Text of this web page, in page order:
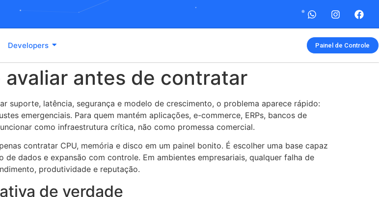
Developers Painel de Controle
antes de contratar
suporte, latência, segurança e modelo de crescimento, o problema aparece rápido:
emergenciais. Para quem mantém aplicações, e-commerce, ERPs, bancos de
como infraestrutura crítica, não como promessa comercial.
contratar CPU, memória e disco em um painel bonito. É escolher uma base capaz
dados e expansão com controle. Em ambientes empresariais, qualquer falha de
produtividade e reputação.
de verdade